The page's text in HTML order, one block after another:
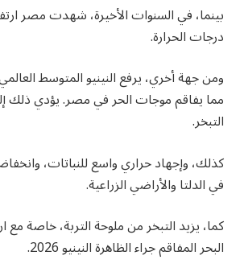
بينما، في السنوات الأخيرة، شهدت مصر
درجات الحرارة.
ومن جهة أخري، يرفع النينيو المتوسط
مما يفاقم موجات الحر في مصر. يؤدي ذلك
التبخر.
كذلك، وإجهاد حراري واسع للنباتات،
في الدلتا والأراضي الزراعية.
كما، يزيد التبخر من ملوحة التربة، خاصة
البحر المفاقم جراء الظاهرة النينيو 2026.